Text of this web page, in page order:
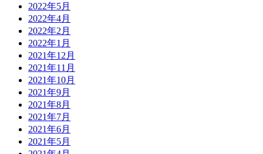
2022年5月
2022年4月
2022年2月
2022年1月
2021年12月
2021年11月
2021年10月
2021年9月
2021年8月
2021年7月
2021年6月
2021年5月